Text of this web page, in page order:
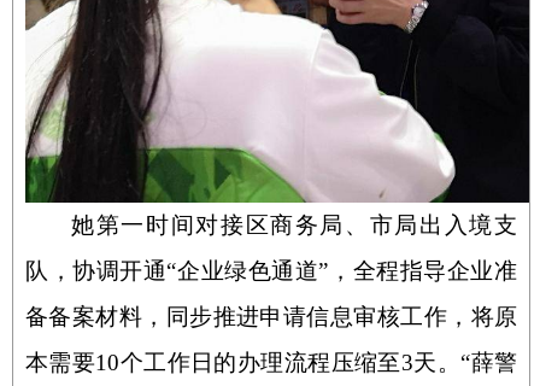
她第一时间对接区商务局、市局出入境支
队，协调开通“企业绿色通道”，全程指导企业准
备备案材料，同步推进申请信息审核工作，将原
本需要10个工作日的办理流程压缩至3天。“薛警